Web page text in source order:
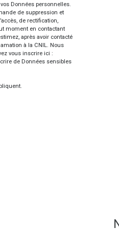
Données personnelles.
de suppression et
de rectification,
moment en contactant
après avoir contacté
à la CNIL. Nous
vous inscrire ici :
de Données sensibles